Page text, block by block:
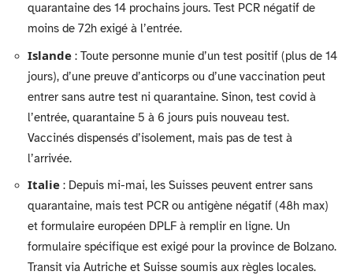
quarantaine des 14 prochains jours. Test PCR négatif de
moins de 72h exigé à l’entrée.
Islande : Toute personne munie d’un test positif (plus de 14
jours), d’une preuve d’anticorps ou d’une vaccination peut
entrer sans autre test ni quarantaine. Sinon, test covid à
l’entrée, quarantaine 5 à 6 jours puis nouveau test.
Vaccinés dispensés d’isolement, mais pas de test à
l’arrivée.
Italie : Depuis mi-mai, les Suisses peuvent entrer sans
quarantaine, mais test PCR ou antigène négatif (48h max)
et formulaire européen DPLF à remplir en ligne. Un
formulaire spécifique est exigé pour la province de Bolzano.
Transit via Autriche et Suisse soumis aux règles locales.